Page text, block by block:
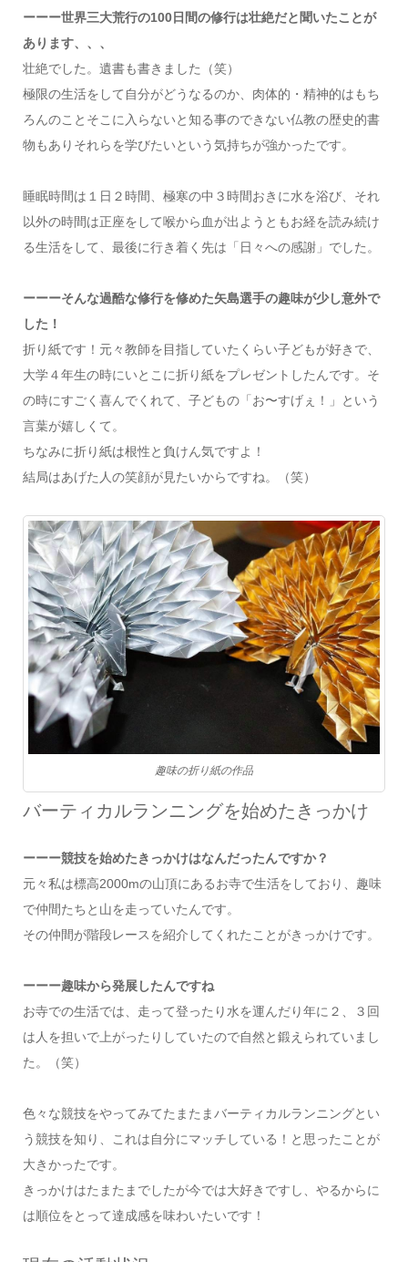
ーーー世界三大荒行の100日間の修行は壮絶だと聞いたことが
あります、、、
壮絶でした。遺書も書きました（笑）
極限の生活をして自分がどうなるのか、肉体的・精神的はもち
ろんのことそこに入らないと知る事のできない仏教の歴史的書
物もありそれらを学びたいという気持ちが強かったです。
睡眠時間は１日２時間、極寒の中３時間おきに水を浴び、それ
以外の時間は正座をして喉から血が出ようともお経を読み続け
る生活をして、最後に行き着く先は「日々への感謝」でした。
ーーーそんな過酷な修行を修めた矢島選手の趣味が少し意外で
した！
折り紙です！元々教師を目指していたくらい子どもが好きで、
大学４年生の時にいとこに折り紙をプレゼントしたんです。そ
の時にすごく喜んでくれて、子どもの「お〜すげぇ！」という
言葉が嬉しくて。
ちなみに折り紙は根性と負けん気ですよ！
結局はあげた人の笑顔が見たいからですね。（笑）
趣味の折り紙の作品
バーティカルランニングを始めたきっかけ
ーーー競技を始めたきっかけはなんだったんですか？
元々私は標高2000mの山頂にあるお寺で生活をしており、趣味
で仲間たちと山を走っていたんです。
その仲間が階段レースを紹介してくれたことがきっかけです。
ーーー趣味から発展したんですね
お寺での生活では、走って登ったり水を運んだり年に２、３回
は人を担いで上がったりしていたので自然と鍛えられていまし
た。（笑）
色々な競技をやってみてたまたまバーティカルランニングとい
う競技を知り、これは自分にマッチしている！と思ったことが
大きかったです。
きっかけはたまたまでしたが今では大好きですし、やるからに
は順位をとって達成感を味わいたいです！